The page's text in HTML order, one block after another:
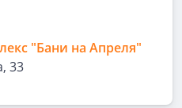
"Бани на Апреля"
33